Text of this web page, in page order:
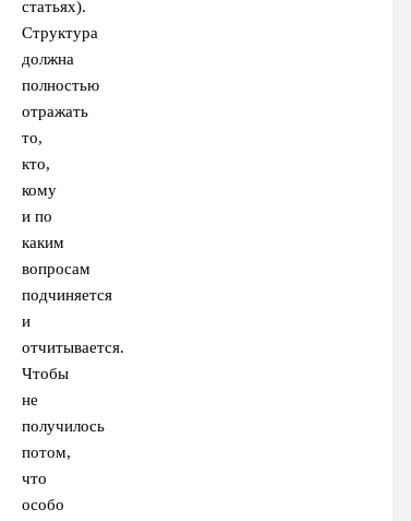
статьях).
Структура
должна
полностью
отражать
то,
кто,
кому
и по
каким
вопросам
подчиняется
и
отчитывается.
Чтобы
не
получилось
потом,
что
особо